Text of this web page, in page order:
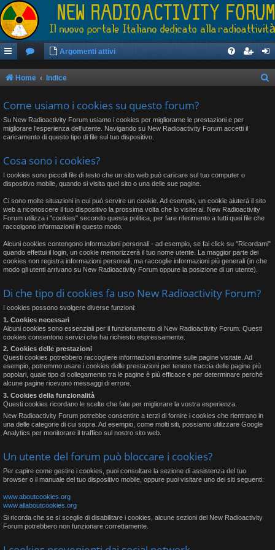
Argomenti attivi
Home Indice
Come usiamo i cookies su questo forum?
Su New Radioactivity Forum usiamo i cookies per migliorarne le prestazioni e per
migliorare l’esperienza dell’utente. Navigando su New Radioactivity Forum accetti il
caricamento di questo tipo di file sul tuo dispositivo.
Cosa sono i cookies?
I cookies sono piccoli file di testo che un sito web può caricare sul tuo computer o
dispositivo mobile, quando si visita quel sito o una delle sue pagine.
Ci sono molte situazioni in cui può servire un cookie. Ad esempio, un cookie aiuterà il sito
web a riconoscere il tuo dispositivo la prossima volta che lo visiterai. New Radioactivity
Forum utilizza i "cookies" secondo questa politica, per fare riferimento a tutti quei file che
raccolgono informazioni in questo modo.
Alcuni cookies contengono informazioni personali - ad esempio, se fai click su "Ricordami"
quando effettui il login, un cookie memorizzerà il tuo nome utente. La maggior parte dei
cookies non registra informazioni personali, ma raccoglie informazioni più generali (in che
modo gli utenti arrivano su New Radioactivity Forum oppure la posizione di un utente).
Di che tipo di cookies fa uso New Radioactivity Forum?
I cookies possono svolgere diverse funzioni:
1. Cookies necessari
Alcuni cookies sono essenziali per il funzionamento di New Radioactivity Forum. Questi
cookies consentono servizi che hai richiesto espressamente.
2. Cookies delle prestazioni
Questi cookies potrebbero raccogliere informazioni anonime sulle pagine visitate. Ad
esempio, potremmo usare i cookies delle prestazioni per tenere traccia delle pagine più
popolari, quale tipo di collegamento tra le pagine è più efficace e per determinare perché
alcune pagine ricevono messaggi di errore.
3. Cookies della funzionalità
Questi cookies ricordano le scelte che fate per migliorare la vostra esperienza.
New Radioactivity Forum potrebbe consentire a terzi di fornire i cookies che rientrano in
una delle categorie di cui sopra. Ad esempio, come molti siti, possiamo utilizzare Google
Analytics per monitorare il traffico sul nostro sito web.
Un utente del forum può bloccare i cookies?
Per capire come gestire i cookies, puoi consultare la sezione di assistenza del tuo
browser o il manuale del tuo dispositivo mobile, oppure puoi visitare uno dei siti seguenti:
www.aboutcookies.org
www.allaboutcookies.org
Si ricorda che se si sceglie di disabilitare i cookies, alcune sezioni del New Radioactivity
Forum potrebbero non funzionare correttamente.